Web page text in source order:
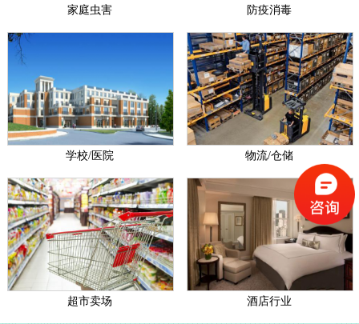
家庭虫害 防疫消毒
学校/医院 物流/仓储
超市卖场 酒店行业